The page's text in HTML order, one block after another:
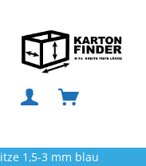
1,5-3 mm blau